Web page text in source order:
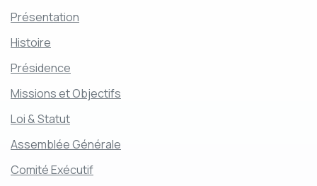
Présentation
Histoire
Présidence
Missions et Objectifs
Loi & Statut
Assemblée Générale
Comité Exécutif